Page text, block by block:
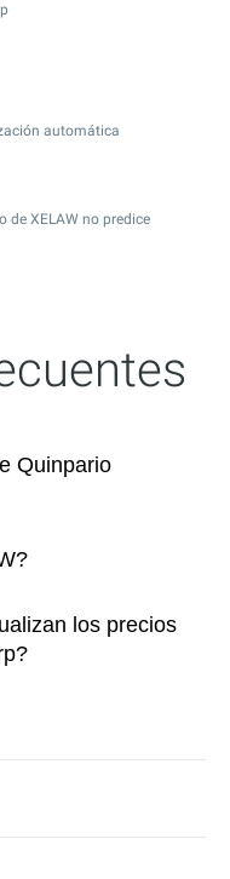
automática
de XELAW no predice
Quinpario
los precios